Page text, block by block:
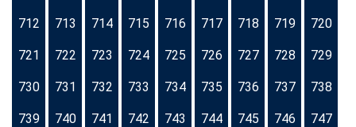
712 713 714 715 716 717 718 719 720
721 722 723 724 725 726 727 728 729
730 731 732 733 734 735 736 737 738
739 740 741 742 743 744 745 746 747